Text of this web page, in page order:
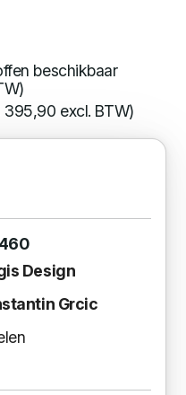
beschikbaar
excl. BTW)
Design
Grcic